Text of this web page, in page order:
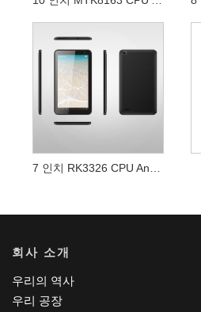
회사 소개
우리의 역사
우리 공장